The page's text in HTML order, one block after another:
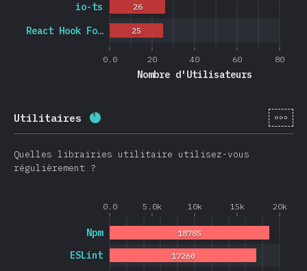
0.0 20 40 60 80
Nombre d'Utilisateurs
React Hook Fo…
io-ts
25
26
Utilitaires Progression: [fr-
Quelles librairies utilitaire utilisez-vous
régulièrement ?
0.0 5.0k 10k 15k 20k
ESLint
Npm
17260
18785